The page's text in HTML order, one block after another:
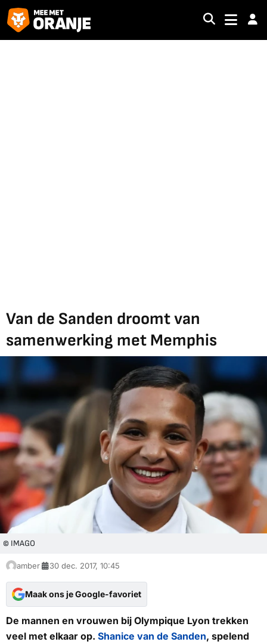
Van de Sanden droomt van
samenwerking met Memphis
© IMAGO
amber 30 dec. 2017, 10:45
Maak ons je Google-favoriet
De mannen en vrouwen bij Olympique Lyon trekken
veel met elkaar op. Shanice van de Sanden, spelend